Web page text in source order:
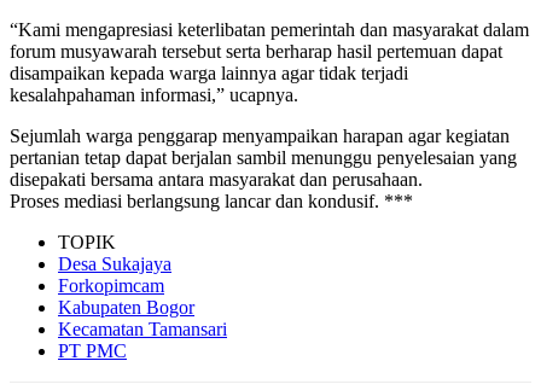
“Kami mengapresiasi keterlibatan pemerintah dan masyarakat dalam
forum musyawarah tersebut serta berharap hasil pertemuan dapat
disampaikan kepada warga lainnya agar tidak terjadi
kesalahpahaman informasi,” ucapnya.
Sejumlah warga penggarap menyampaikan harapan agar kegiatan
pertanian tetap dapat berjalan sambil menunggu penyelesaian yang
disepakati bersama antara masyarakat dan perusahaan.
Proses mediasi berlangsung lancar dan kondusif. ***
TOPIK
Desa Sukajaya
Forkopimcam
Kabupaten Bogor
Kecamatan Tamansari
PT PMC